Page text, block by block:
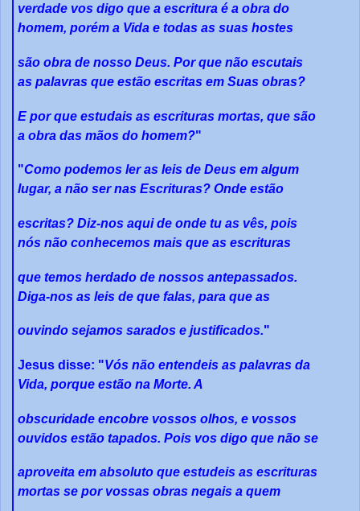
verdade vos digo que a escritura é a obra do
homem, porém a Vida e todas as suas hostes
são obra de nosso Deus. Por que não escutais
as palavras que estão escritas em Suas obras?
E por que estudais as escrituras mortas, que são
a obra das mãos do homem?"
"Como podemos ler as leis de Deus em algum
lugar, a não ser nas Escrituras? Onde estão
escritas? Diz-nos aqui de onde tu as vês, pois
nós não conhecemos mais que as escrituras
que temos herdado de nossos antepassados.
Diga-nos as leis de que falas, para que as
ouvindo sejamos sarados e justificados."
Jesus disse: "Vós não entendeis as palavras da
Vida, porque estão na Morte. A
obscuridade encobre vossos olhos, e vossos
ouvidos estão tapados. Pois vos digo que não se
aproveita em absoluto que estudeis as escrituras
mortas se por vossas obras negais a quem